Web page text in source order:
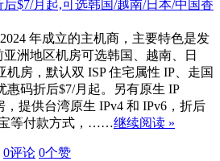
年成立的主机商，主要特色是发
亚洲地区机房可选韩国、越南、日
房，默认双 ISP 住宅属性 IP、走国
惠码折后$7/月起。另有原生 IP
提供台湾原生 IPv4 和 IPv6，折后
等付款方式，……继续阅读 »
0评论 0个赞